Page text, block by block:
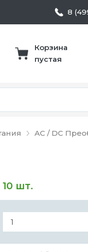
AC / DC
10 шт.
8
Корзина
пустая